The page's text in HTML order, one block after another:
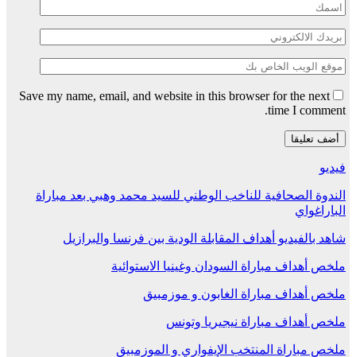
Save my name, email, and website in this browser for the next
time I comment.
فيديو
الندوة الصحافية للناخب الوطني للسيد محمد وهبي بعد مباراة
الباراغواي
شاهد بالفيديو أهداف المقابلة الودية بين فرنسا والبرازيل
ملخص أهداف مباراة السودان وغينيا الاستوائية
ملخص أهداف مباراة الغابون و موزمبيق
ملخص أهداف مباراة نيجيريا وتونس
ملخص مباراة المنتخب الإيفواري و الموزمبيق